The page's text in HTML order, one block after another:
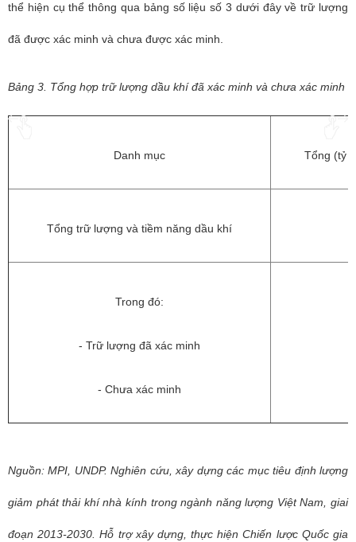
thể hiện cụ thể thông qua bảng số liệu số 3 dưới đây về trữ lượng
đã được xác minh và chưa được xác minh.
Bảng 3. Tổng hợp trữ lượng dầu khí đã xác minh và chưa xác minh
Danh mục Tổng (tỷ
Tổng trữ lượng và tiềm năng dầu khí
Trong đó:
- Trữ lượng đã xác minh
- Chưa xác minh
Nguồn: MPI, UNDP. Nghiên cứu, xây dựng các mục tiêu định lượng
giảm phát thải khí nhà kính trong ngành năng lượng Việt Nam, giai
đoạn 2013-2030. Hỗ trợ xây dựng, thực hiện Chiến lược Quốc gia